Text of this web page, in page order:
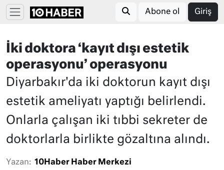
Abone ol Giriş
İki doktora ‘kayıt dışı estetik
operasyonu’ operasyonu
Diyarbakır'da iki doktorun kayıt dışı
estetik ameliyatı yaptığı belirlendi.
Onlarla çalışan iki tıbbi sekreter de
doktorlarla birlikte gözaltına alındı.
Yazan: 10Haber Haber Merkezi